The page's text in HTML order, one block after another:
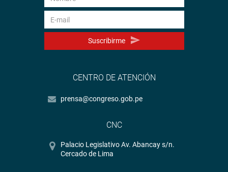
Suscribirme
CENTRO DE ATENCIÓN
prensa@congreso.gob.pe
CNC
Palacio Legislativo Av. Abancay s/n.
Cercado de Lima